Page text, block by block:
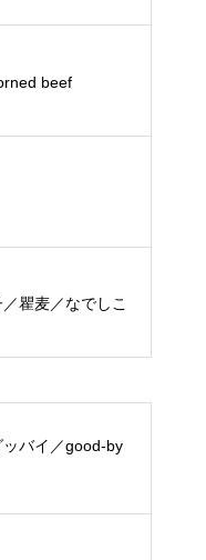
beef
瞿麦／なでしこ
バイ／good-by